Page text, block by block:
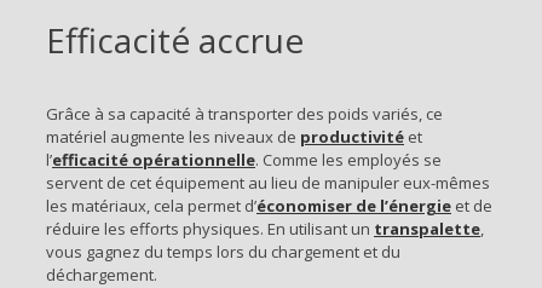
Efficacité accrue
Grâce à sa capacité à transporter des poids variés, ce
matériel augmente les niveaux de productivité et
l’efficacité opérationnelle. Comme les employés se
servent de cet équipement au lieu de manipuler eux-mêmes
les matériaux, cela permet d’économiser de l’énergie et de
réduire les efforts physiques. En utilisant un transpalette,
vous gagnez du temps lors du chargement et du
déchargement.